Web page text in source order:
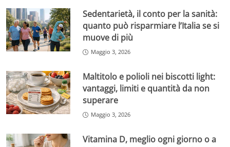
Sedentarietà, il conto per la sanità:
quanto può risparmiare l’Italia se si
muove di più
Maggio 3, 2026
Maltitolo e polioli nei biscotti light:
vantaggi, limiti e quantità da non
superare
Maggio 3, 2026
Vitamina D, meglio ogni giorno o a